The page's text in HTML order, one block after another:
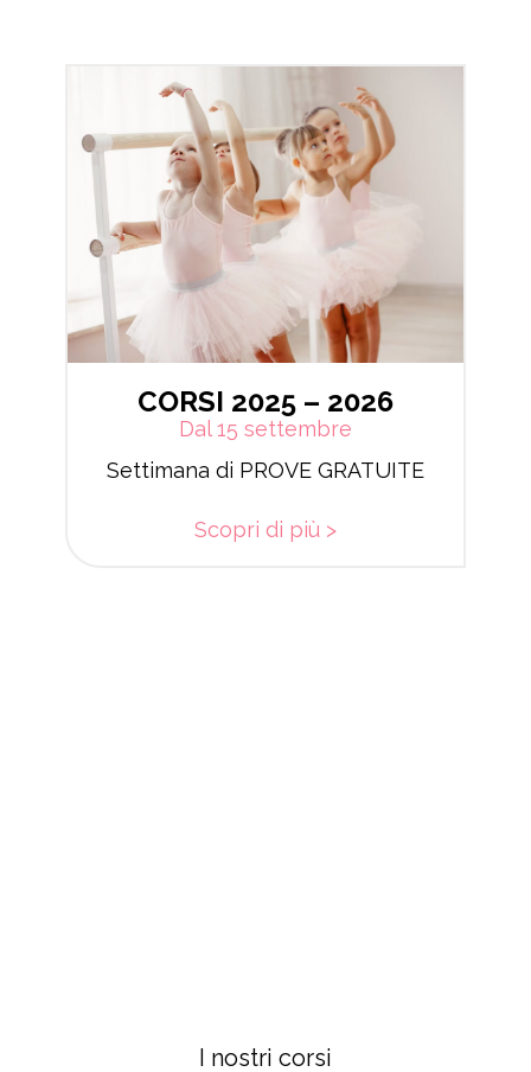
CORSI 2025 – 2026
Dal 15 settembre
Settimana di PROVE GRATUITE
Scopri di più >
I nostri corsi